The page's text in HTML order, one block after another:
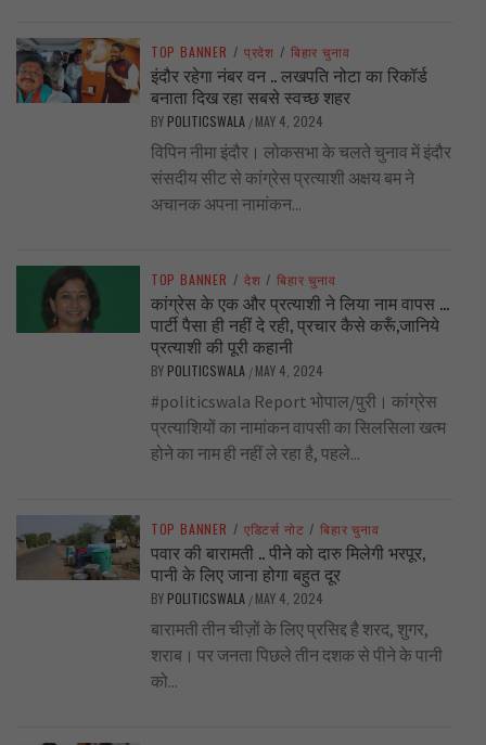
TOP BANNER / प्रदेश / बिहार चुनाव
इंदौर रहेगा नंबर वन .. लखपति नोटा का रिकॉर्ड
बनाता दिख रहा सबसे स्वच्छ शहर
BY POLITICSWALA / MAY 4, 2024
विपिन नीमा इंदौर। लोकसभा के चलते चुनाव में इंदौर
संसदीय सीट से कांग्रेस प्रत्याशी अक्षय बम ने
अचानक अपना नामांकन...
TOP BANNER / देश / बिहार चुनाव
कांग्रेस के एक और प्रत्याशी ने लिया नाम वापस …
पार्टी पैसा ही नहीं दे रही, प्रचार कैसे करूँ,जानिये
प्रत्याशी की पूरी कहानी
BY POLITICSWALA / MAY 4, 2024
#politicswala Report भोपाल/पुरी। कांग्रेस
प्रत्याशियों का नामांकन वापसी का सिलसिला खत्म
होने का नाम ही नहीं ले रहा है, पहले...
TOP BANNER / एडिटर्स नोट / बिहार चुनाव
पवार की बारामती .. पीने को दारु मिलेगी भरपूर,
पानी के लिए जाना होगा बहुत दूर
BY POLITICSWALA / MAY 4, 2024
बारामती तीन चीज़ों के लिए प्रसिद्द है शरद, शुगर,
शराब। पर जनता पिछले तीन दशक से पीने के पानी
को...